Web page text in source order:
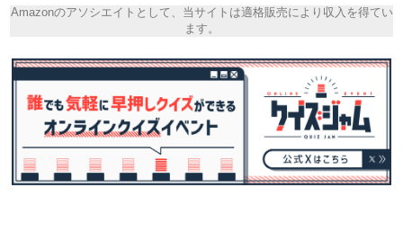
Amazonのアソシエイトとして、当サイトは適格販売により収入を得てい
ます。